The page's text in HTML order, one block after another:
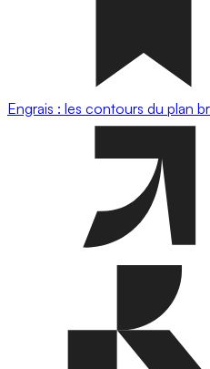
Engrais : les contours du plan